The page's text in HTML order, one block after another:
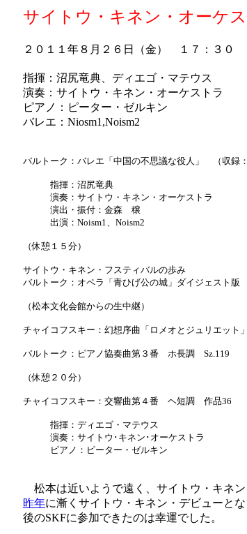
サイトウ・キネン・オーケ
２０１１年８月２６日（金） １７：３
指揮：沼尻竜典、ディエゴ・マテウス
演奏：サイトウ・キネン・オーケストラ
ピアノ：ピーター・ゼルキン
バレエ：Niosm1,Noism2
バルトーク：バレエ「中国の不思議な役人」 （収録：
指揮：沼尻竜典
演奏：サイトウ・キネン・オーケストラ
演出・振付：金森 穣
出演：Noism1、Noism2
（休憩１５分）
サイトウ・キネン・フスティバルの歩み
バルトーク：オペラ「青ひげ公の城」ダイジェスト
（松本文化会館からの生中継）
チャイコフスキー：幻想序曲「ロメオとジュリエット」
バルトーク：ピアノ協奏曲第３番 ホ長調 Sz.119
（休憩２０分）
チャイコフスキー：交響曲第４番 ヘ短調 作品36
指揮：ディエゴ・マテウス
演奏：サイトウ･キネン･オーケストラ
ピアノ：ピーター・ゼルキン
松本は近いようで遠く、サイトウ・キネ
昨年に漸くサイトウ・キネン・デビューと
後のSKFに参加できたのは幸運でした。